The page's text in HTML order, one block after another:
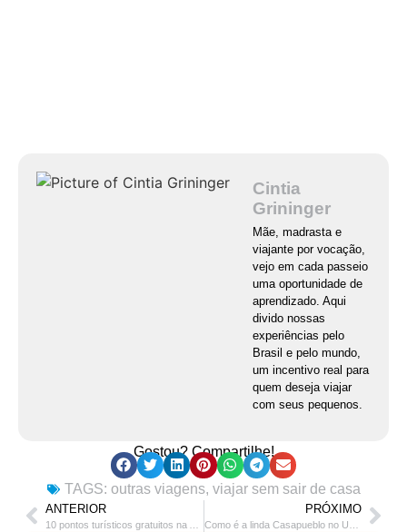
Cintia
Grininger
Mãe, madrasta e
viajante por vocação,
vejo em cada passeio
uma oportunidade de
aprendizado. Aqui
divido nossas
experiências pelo
Brasil e pelo mundo,
um incentivo real para
quem deseja viajar
com seus pequenos.
Gostou? Compartilhe!
TAGS: outras viagens, viajar sem sair de casa
ANTERIOR PRÓXIMO